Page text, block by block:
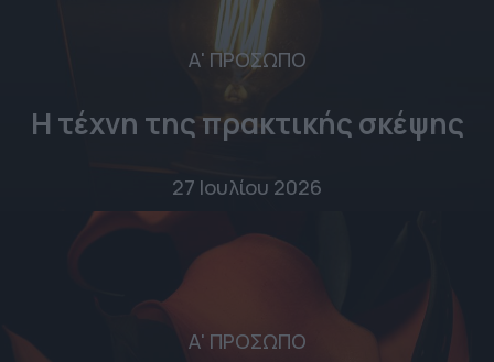
Α' ΠΡΟΣΩΠΟ
Η τέχνη της πρακτικής σκέψης
27 Ιουλίου 2026
Α' ΠΡΟΣΩΠΟ